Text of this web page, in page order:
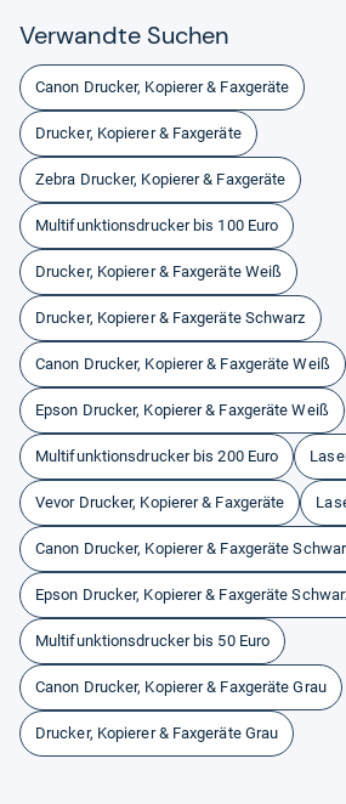
Ver­wandte Suchen
Canon Drucker, Kopierer & Faxgeräte
Drucker, Kopierer & Faxgeräte
Zebra Drucker, Kopierer & Faxgeräte
Multifunktionsdrucker bis 100 Euro
Drucker, Kopierer & Faxgeräte Weiß
Drucker, Kopierer & Faxgeräte Schwarz
Canon Drucker, Kopierer & Faxgeräte Weiß
Epson Drucker, Kopierer & Faxgeräte Weiß
Multifunktionsdrucker bis 200 Euro
Vevor Drucker, Kopierer & Faxgeräte
Canon Drucker, Kopierer & Faxgeräte
Epson Drucker, Kopierer & Faxgeräte
Multifunktionsdrucker bis 50 Euro
Canon Drucker, Kopierer & Faxgeräte Grau
Drucker, Kopierer & Faxgeräte Grau